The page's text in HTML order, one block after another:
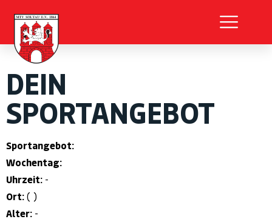
DEIN
SPORTANGEBOT
Sportangebot:
Wochentag:
Uhrzeit: -
Ort: ( )
Alter: -